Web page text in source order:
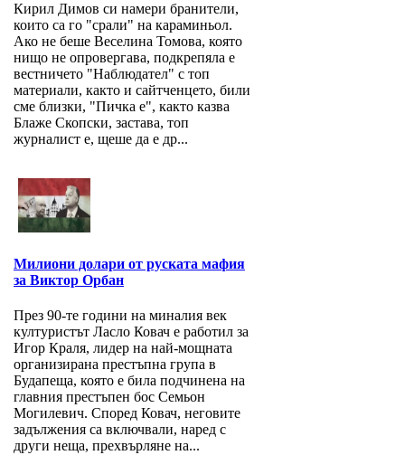
Кирил Димов си намери бранители,
които са го "срали" на караминьол.
Ако не беше Веселина Томова, която
нищо не опровергава, подкрепяла е
вестничето "Наблюдател" с топ
материали, както и сайтченцето, били
сме близки, "Пичка е", както казва
Блаже Скопски, застава, топ
журналист е, щеше да е др...
Милиони долари от руската мафия
за Виктор Орбан
През 90-те години на миналия век
културистът Ласло Ковач е работил за
Игор Краля, лидер на най-мощната
организирана престъпна група в
Будапеща, която е била подчинена на
главния престъпен бос Семьон
Могилевич. Според Ковач, неговите
задължения са включвали, наред с
други неща, прехвърляне на...